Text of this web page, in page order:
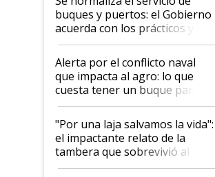
buques y puertos: el Gobierno
acuerda con los prácticos y
suspende el decreto de
desregulación
Alerta por el conflicto naval
que impacta al agro: lo que
cuesta tener un buque parado
y el peligro de que Argentina
pase a ser "país sucio"
"Por una laja salvamos la vida":
el impactante relato de la
tambera que sobrevivió al
tornado